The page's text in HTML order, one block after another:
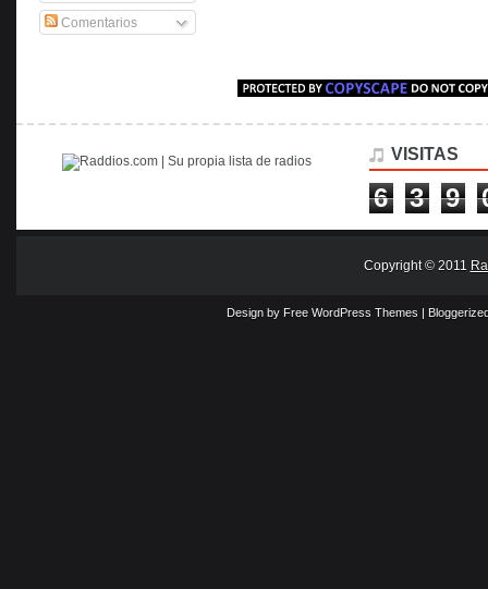
Comentarios
VISITAS
6 3 9
Copyright © 2011
Design by Free WordPress Themes |